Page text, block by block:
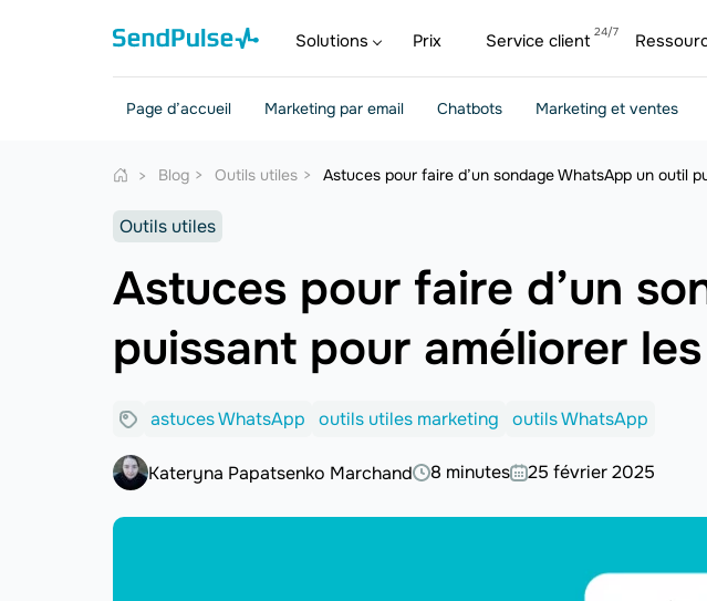
Solutions Prix Service client
Page d’accueil Marketing par email Chatbots Marketing et ventes
Blog Outils utiles Astuces pour faire d’un sondage WhatsApp un outil
Outils utiles
Astuces pour faire d’un
puissant pour améliorer
astuces WhatsApp outils utiles marketing outils WhatsApp
Kateryna Papatsenko Marchand 8 minutes 25 février 2025